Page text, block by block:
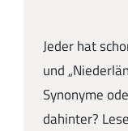
Jeder hat
und
Synonyme
dahinter?